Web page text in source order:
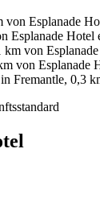
Esplanade
von
von Esplanade
Fremantle, 0,3